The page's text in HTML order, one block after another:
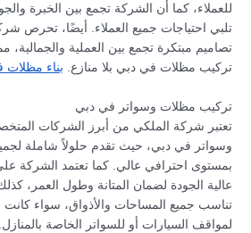
للعملاء، كما أن الشركة تجمع بين الخبرة
تلبي احتياجات جميع العملاء. أيضًا، تحرص
تصاميم مبتكرة تجمع بين العملية
تركيب مظلات في دبي بلا منازع. بناء مظلات
تركيب مظلات وسواتر في دبي
تعتبر شركة الملكي من أبرز الشركات
وسواتر في دبي، حيث تقدم حلولاً شاملة
بمستوى احترافي عالي. كما تعتمد الشركة
عالية الجودة لضمان المتانة وطول العمر،
تناسب جميع المساحات والأذواق، سواء كانت
لمواقف السيارات أو للسواتر الخاصة